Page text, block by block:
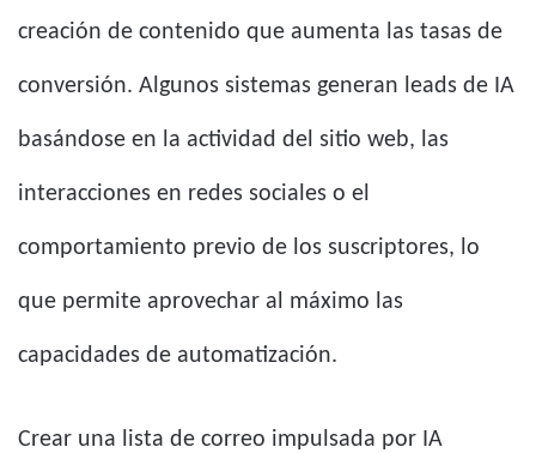
creación de contenido que aumenta las tasas de
conversión. Algunos sistemas generan leads de IA
basándose en la actividad del sitio web, las
interacciones en redes sociales o el
comportamiento previo de los suscriptores, lo
que permite aprovechar al máximo las
capacidades de automatización.
Crear una lista de correo impulsada por IA